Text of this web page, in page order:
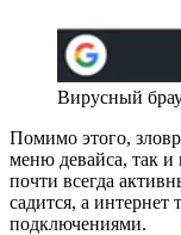
Вирусный
Помимо этого,
меню девайса, так и
почти всегда
садится, а
подключениями.